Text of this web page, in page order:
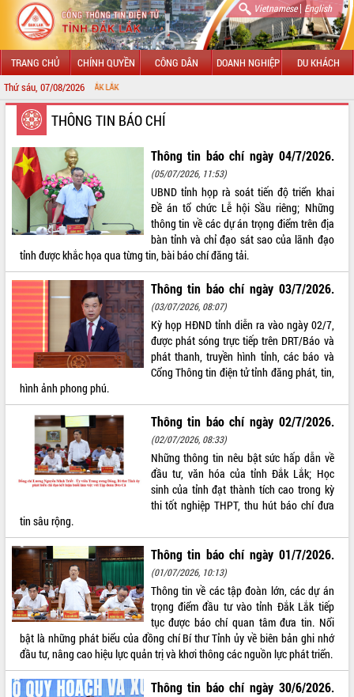
Vietnamese| English
TRANG CHỦ CHÍNH QUYỀN CÔNG DÂN DOANH NGHIỆP DU KHÁCH
Thứ sáu, 07/08/2026
GIỚI THIỆU
LÃNH ĐẠO UBND TỈNH
TIN TỨC SỰ KIỆN
SỞ, BAN, NGÀNH
THÔNG TIN CHỈ ĐẠO ĐIỀU HÀNH
HỆ THỐNG VĂN BẢN
VĂN BẢN HĐND TỈNH
QUY HOẠCH - KẾ HOẠCH
THÔNG TIN BÁO CHÍ
Thông tin báo chí ngày 04/7/2026.
(05/07/2026, 11:53)
UBND tỉnh họp rà soát tiến độ triển khai
Đề án tổ chức Lễ hội Sầu riêng; Những
thông tin về các dự án trọng điểm trên địa
bàn tỉnh và chỉ đạo sát sao của lãnh đạo
tỉnh được khắc họa qua từng tin, bài báo chí đăng tải.
Thông tin báo chí ngày 03/7/2026.
(03/07/2026, 08:07)
Kỳ họp HĐND tỉnh diễn ra vào ngày 02/7,
được phát sóng trực tiếp trên DRT/Báo và
phát thanh, truyền hình tỉnh, các báo và
Cổng Thông tin điện tử tỉnh đăng phát, tin,
hình ảnh phong phú.
Thông tin báo chí ngày 02/7/2026.
(02/07/2026, 08:33)
Những thông tin nêu bật sức hấp dẫn về
đầu tư, văn hóa của tỉnh Đắk Lắk; Học
sinh của tỉnh đạt thành tích cao trong kỳ
thi tốt nghiệp THPT, thu hút báo chí đưa
tin sâu rộng.
Thông tin báo chí ngày 01/7/2026.
(01/07/2026, 10:13)
Thông tin về các tập đoàn lớn, các dự án
trọng điểm đầu tư vào tỉnh Đắk Lắk tiếp
tục được báo chí quan tâm đưa tin. Nổi
bật là những phát biểu của đồng chí Bí thư Tỉnh ủy về biên bản ghi nhớ
đầu tư, nâng cao hiệu lực quản trị và khơi thông các nguồn lực phát triển.
Thông tin báo chí ngày 30/6/2026.